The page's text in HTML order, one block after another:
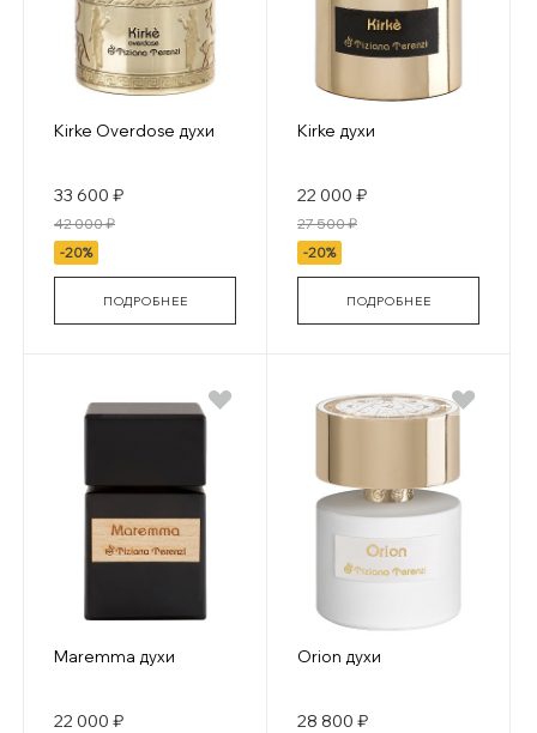
Kirke Overdose духи
33 600 ₽
42 000 ₽
-20%
ПОДРОБНЕЕ
Kirke духи
22 000 ₽
27 500 ₽
-20%
ПОДРОБНЕЕ
Maremma духи
22 000 ₽
Orion духи
28 800 ₽